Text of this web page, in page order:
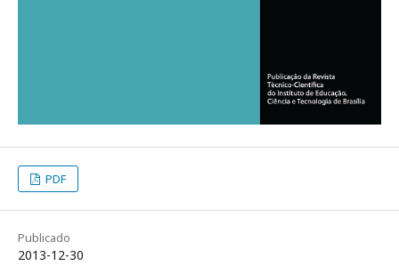
PDF
Publicado
2013-12-30